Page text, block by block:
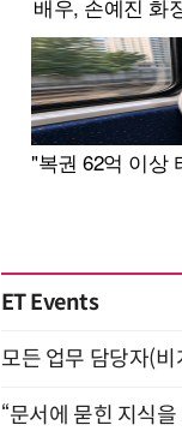
ET Events
모든 업무 담당자(
“문서에 묻힌 지식